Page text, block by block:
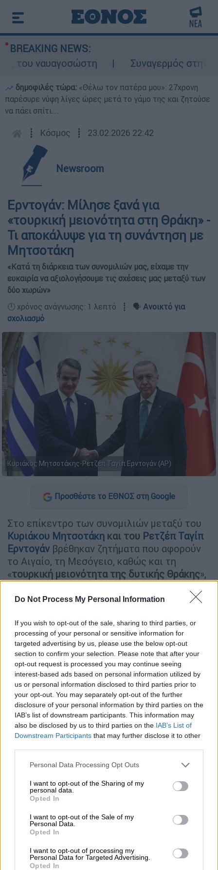
Do Not Process My Personal Information
If you wish to opt-out of the sale, sharing to third parties, or
processing of your personal or sensitive information for
targeted advertising by us, please use the below opt-out
section to confirm your selection. Please note that after your
opt-out request is processed you may continue seeing
interest-based ads based on personal information utilized by
us or personal information disclosed to third parties prior to
your opt-out. You may separately opt-out of the further
disclosure of your personal information by third parties on the
IAB’s list of downstream participants. This information may
also be disclosed by us to third parties on the IAB’s List of
Downstream Participants that may further disclose it to other
Please note that this website/app uses one or more Google
not limited to your visit or usage behaviour. You may click to
grant or deny consent to Google and its third-party tags to
use your data for below specified purposes in below Google
consent section.
Personal Data Processing Opt Outs
I want to opt-out of the Sharing of my
personal data.
Opted In
I want to opt-out of the Sale of my
Personal Data.
Opted In
I want to opt-out of processing my
Personal Data for Targeted Advertising.
Opted In
BREAKING NEWS:
ναυαγοσώστη
Συναγερμός στην
δημοφιλές τώρα: «Θέλω τον πατέρα μου»: 27χρονη
παρέσυρε νύφη λίγες ώρες μετά το γάμο της και ζητούσε
να πάει σπίτι...
┋ Κόσμος ┋ 23.02.2026 22:42
Newsroom
Ερντογάν: Μίλησε ξανά για
«τουρκική μειονότητα στη Θράκη» -
Τι αποκάλυψε για τη συνάντηση με
Μητσοτάκη
«Κατά τη διάρκεια των συνομιλιών μας, είχαμε την
ευκαιρία να αξιολογήσουμε τις σχέσεις μας μεταξύ των
δύο χωρών»
🕛 χρόνος ανάγνωσης: 1 λεπτό ┋ 🗣️ Ανοικτό για
σχολιασμό
Κυριάκος Μητσοτάκης-Ρετζέπ Ταγίπ Ερντογάν (AP)
Προσθέστε το ΕΘΝΟΣ στη Google
Στο επίκεντρο των συνομιλιών μεταξύ του
Κυριάκου Μητσοτάκη και του Ρετζέπ Ταγίπ
Ερντογάν βρέθηκαν ζητήματα που αφορούν
το Αιγαίο, τη Μεσόγειο, καθώς και τη
«τουρκική μειονότητα της δυτικής Θράκης»,
πρόεδρος κατά την έναρξη του υπουργικού
Όπως μεταδίδει τοCNN Turk , ο Τούρκος
πρόεδρος, δήλωσε ότι «στις 11
Φεβρουαρίου,φιλοξενήσαμε τον
πρωθυπουργό της Ελλάδας, κ. Μητσοτάκη,
στο προεδρικό μας Μέγαρο.Κατά τη
διάρκεια των συνομιλιών μας, είχαμε την
ευκαιρία να αξιολογήσουμε τις σχέσεις μας
μεταξύ των δύο χωρών, καθώς και τις
θέσεις μας σχετικά με το Αιγαίο και τη
Πολιτική 18.02.2026 22:39
τη στρατηγική εταιρική σχέση
Ελλάδας-Ινδίας»
Πολιτική|22.02.2026 10:23